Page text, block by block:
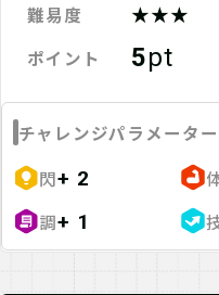
難易度 ★★★
ポイント 5pt
チャレンジパラメーター
閃+ 2
調+ 1